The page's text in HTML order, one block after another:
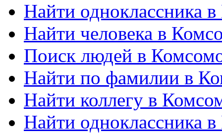
Найти одноклассника в
Найти человека в
Поиск людей в
Найти по фамилии в
Найти коллегу в
Найти одноклассника